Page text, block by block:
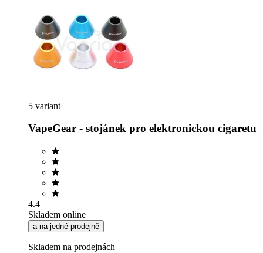
5 variant
VapeGear - stojánek pro elektronickou cigaretu
4.4
Skladem online
a na jedné prodejně
Skladem na prodejnách